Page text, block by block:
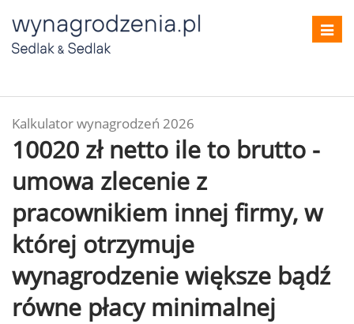
Kalkulator wynagrodzeń 2026
10020 zł netto ile to brutto -
umowa zlecenie z
pracownikiem innej firmy, w
której otrzymuje
wynagrodzenie większe bądź
równe płacy minimalnej